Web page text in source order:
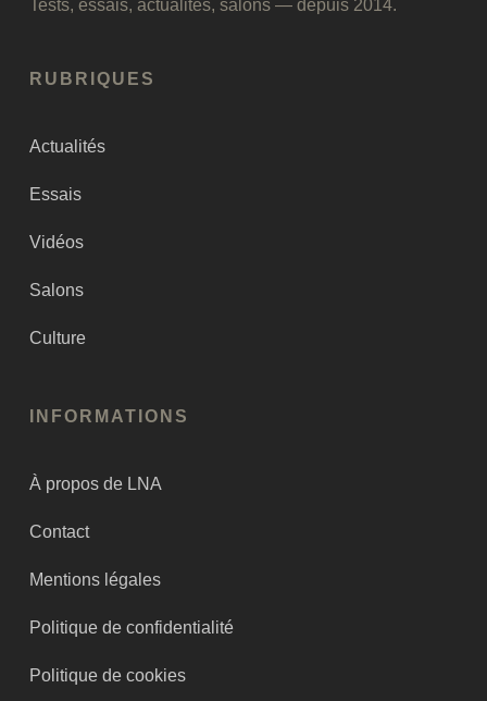
Tests, essais, actualités, salons — depuis 2014.
RUBRIQUES
Actualités
Essais
Vidéos
Salons
Culture
INFORMATIONS
À propos de LNA
Contact
Mentions légales
Politique de confidentialité
Politique de cookies